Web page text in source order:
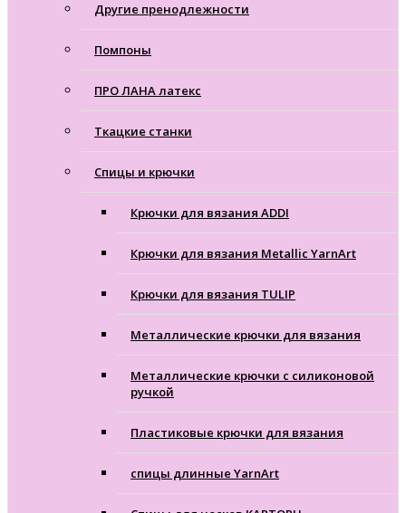
Другие пренодлежности
Помпоны
ПРО ЛАНА латекс
Ткацкие станки
Cпицы и крючки
Крючки для вязания ADDI
Крючки для вязания Metallic YarnArt
Крючки для вязания TULIP
Металлические крючки для вязания
Металлические крючки с силиконовой
ручкой
Пластиковые крючки для вязания
спицы длинные YarnArt